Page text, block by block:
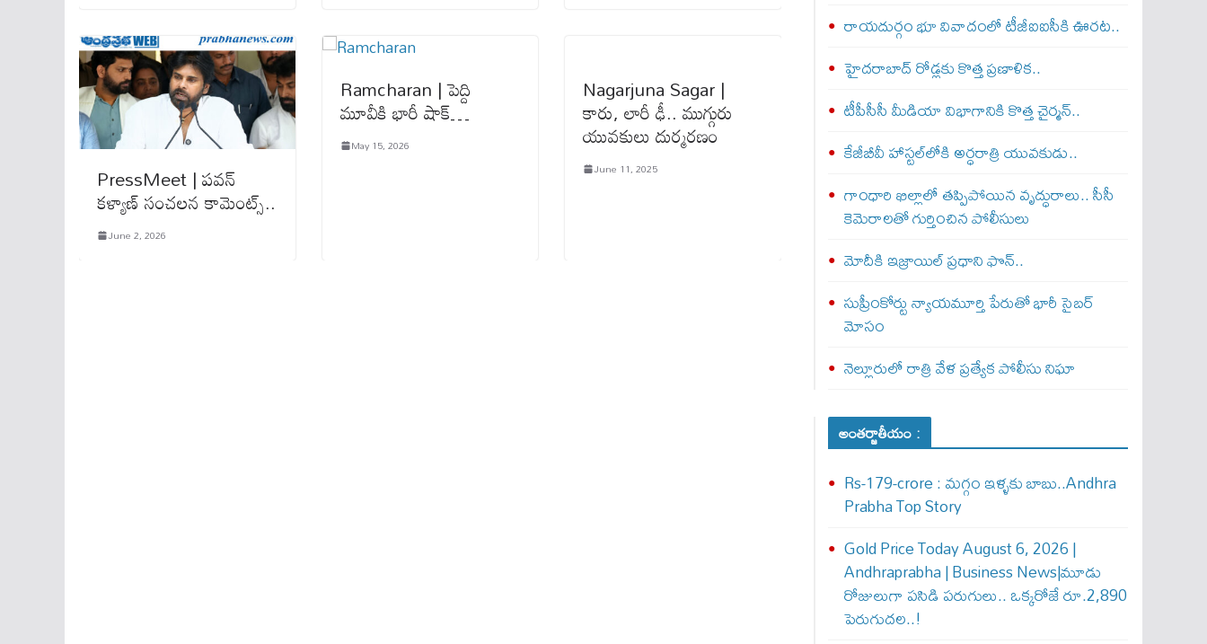
PressMeet | పవన్
కళ్యాణ్ సంచలన కామెంట్స్..
June 2, 2026
Ramcharan | పెద్ది
మూవీకి భారీ షాక్…
May 15, 2026
Nagarjuna Sagar |
కారు, లారీ ఢీ.. ముగ్గురు
యువ‌కులు దుర్మ‌ర‌ణం
June 11, 2025
రాయదుర్గం భూ వివాదంలో టీజీఐఐసీకి ఊరట..
హైదరాబాద్ రోడ్లకు కొత్త ప్రణాళిక..
టీపీసీసీ మీడియా విభాగానికి కొత్త చైర్మన్..
కేజీబీవీ హాస్టల్‌లోకి అర్ధరాత్రి యువకుడు..
గాంధారి ఖిల్లాలో తప్పిపోయిన వృద్ధురాలు.. సీసీ
కెమెరాలతో గుర్తించిన పోలీసులు
మోదీకి ఇజ్రాయిల్ ప్ర‌ధాని ఫొన్..
సుప్రీంకోర్టు న్యాయమూర్తి పేరుతో భారీ సైబర్
మోసం
నెల్లూరులో రాత్రి వేళ ప్రత్యేక పోలీసు నిఘా
అంతర్జాతీయం :
Rs-179-crore : మ‌గ్గం ఇళ్ళ‌కు బాబు..Andhra
Prabha Top Story
Gold Price Today August 6, 2026 |
Andhraprabha | Business News|మూడు
రోజులుగా పసిడి పరుగులు.. ఒక్కరోజే రూ.2,890
పెరుగుద‌ల‌..!